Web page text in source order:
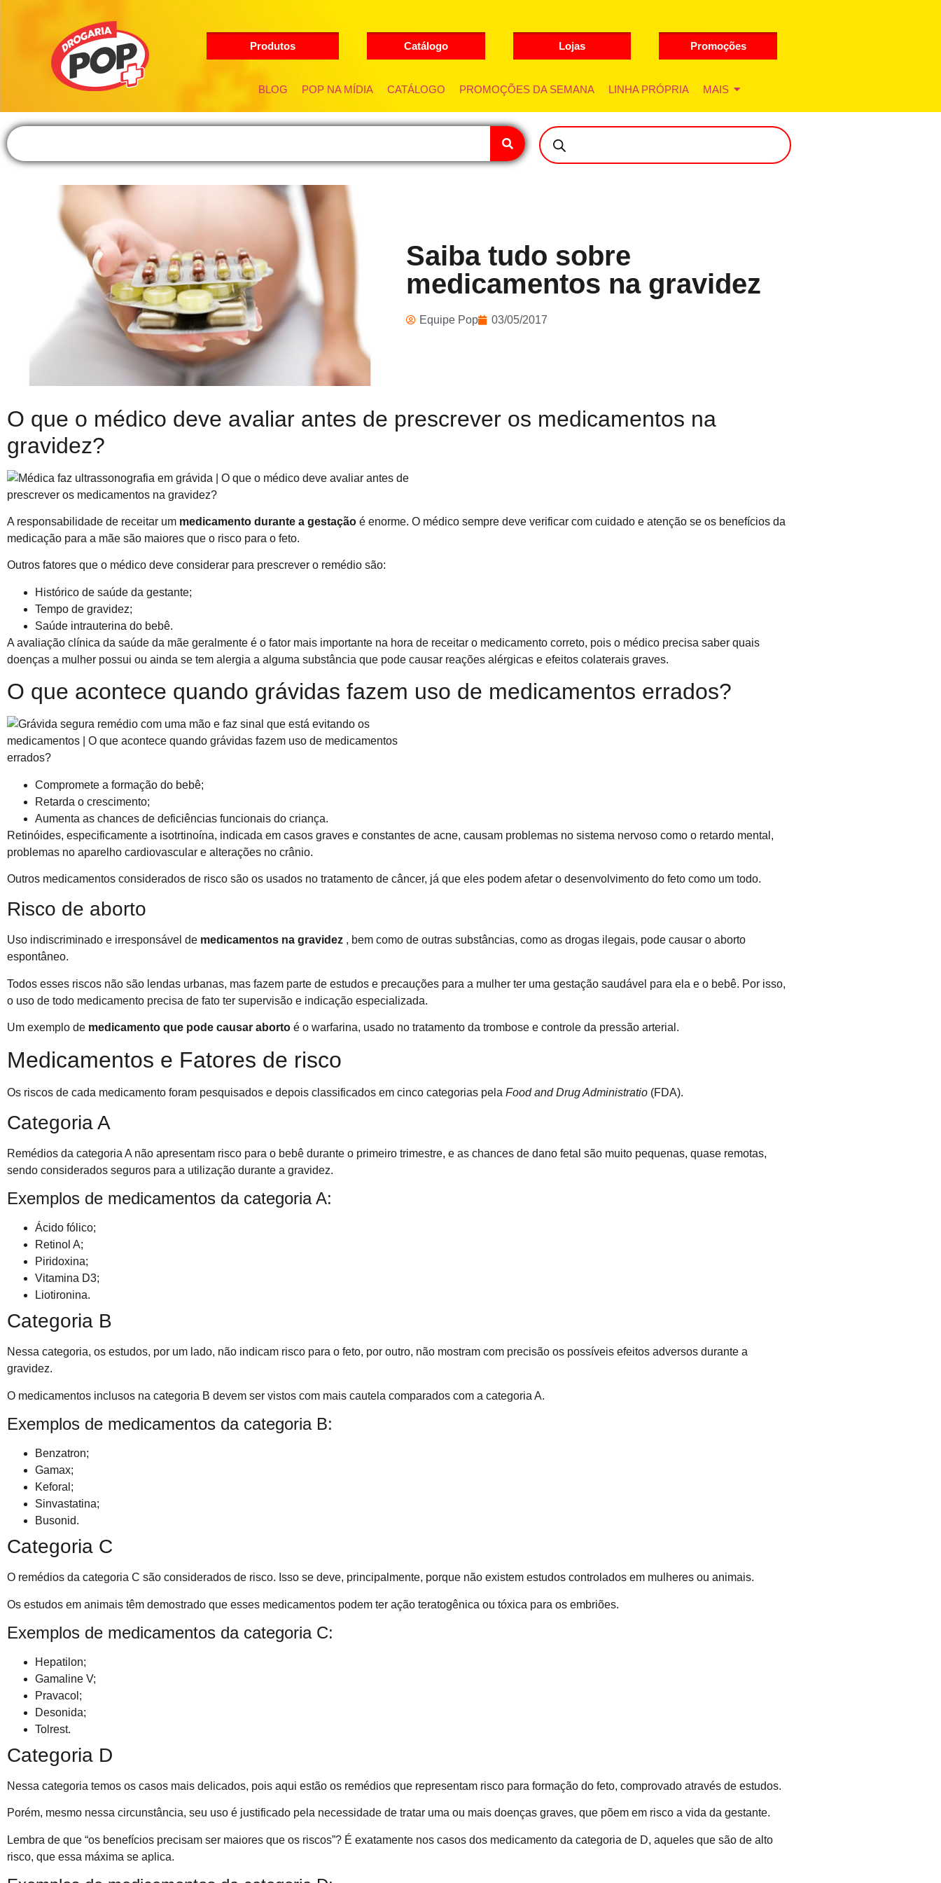
Produtos Catálogo Lojas Promoções
BLOG POP NA MÍDIA CATÁLOGO PROMOÇÕES DA SEMANA LINHA PRÓPRIA MAIS
Saiba tudo sobre
medicamentos na gravidez
Equipe Pop 03/05/2017
O que o médico deve avaliar antes de prescrever os medicamentos na
gravidez?
A responsabilidade de receitar um medicamento durante a gestação é enorme. O médico sempre deve verificar com cuidado e atenção se os benefícios da
medicação para a mãe são maiores que o risco para o feto.
Outros fatores que o médico deve considerar para prescrever o remédio são:
Histórico de saúde da gestante;
Tempo de gravidez;
Saúde intrauterina do bebê.
A avaliação clínica da saúde da mãe geralmente é o fator mais importante na hora de receitar o medicamento correto, pois o médico precisa saber quais
doenças a mulher possui ou ainda se tem alergia a alguma substância que pode causar reações alérgicas e efeitos colaterais graves.
O que acontece quando grávidas fazem uso de medicamentos errados?
Compromete a formação do bebê;
Retarda o crescimento;
Aumenta as chances de deficiências funcionais do criança.
Retinóides, especificamente a isotrtinoína, indicada em casos graves e constantes de acne, causam problemas no sistema nervoso como o retardo mental,
problemas no aparelho cardiovascular e alterações no crânio.
Outros medicamentos considerados de risco são os usados no tratamento de câncer, já que eles podem afetar o desenvolvimento do feto como um todo.
Risco de aborto
Uso indiscriminado e irresponsável de medicamentos na gravidez , bem como de outras substâncias, como as drogas ilegais, pode causar o aborto
espontâneo.
Todos esses riscos não são lendas urbanas, mas fazem parte de estudos e precauções para a mulher ter uma gestação saudável para ela e o bebê. Por isso,
o uso de todo medicamento precisa de fato ter supervisão e indicação especializada.
Um exemplo de medicamento que pode causar aborto é o warfarina, usado no tratamento da trombose e controle da pressão arterial.
Medicamentos e Fatores de risco
Os riscos de cada medicamento foram pesquisados e depois classificados em cinco categorias pela Food and Drug Administratio (FDA).
Categoria A
Remédios da categoria A não apresentam risco para o bebê durante o primeiro trimestre, e as chances de dano fetal são muito pequenas, quase remotas,
sendo considerados seguros para a utilização durante a gravidez.
Exemplos de medicamentos da categoria A:
Ácido fólico;
Retinol A;
Piridoxina;
Vitamina D3;
Liotironina.
Categoria B
Nessa categoria, os estudos, por um lado, não indicam risco para o feto, por outro, não mostram com precisão os possíveis efeitos adversos durante a
gravidez.
O medicamentos inclusos na categoria B devem ser vistos com mais cautela comparados com a categoria A.
Exemplos de medicamentos da categoria B:
Benzatron;
Gamax;
Keforal;
Sinvastatina;
Busonid.
Categoria C
O remédios da categoria C são considerados de risco. Isso se deve, principalmente, porque não existem estudos controlados em mulheres ou animais.
Os estudos em animais têm demostrado que esses medicamentos podem ter ação teratogênica ou tóxica para os embriões.
Exemplos de medicamentos da categoria C:
Hepatilon;
Gamaline V;
Pravacol;
Desonida;
Tolrest.
Categoria D
Nessa categoria temos os casos mais delicados, pois aqui estão os remédios que representam risco para formação do feto, comprovado através de estudos.
Porém, mesmo nessa circunstância, seu uso é justificado pela necessidade de tratar uma ou mais doenças graves, que põem em risco a vida da gestante.
Lembra de que “os benefícios precisam ser maiores que os riscos”? É exatamente nos casos dos medicamento da categoria de D, aqueles que são de alto
risco, que essa máxima se aplica.